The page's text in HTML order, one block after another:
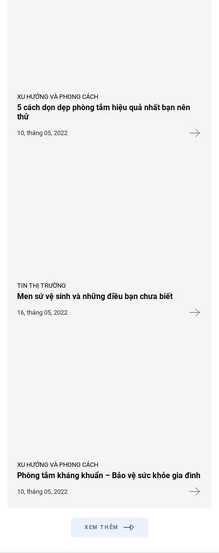
XU HƯỚNG VÀ PHONG CÁCH
5 cách dọn dẹp phòng tắm hiệu quả nhất bạn nên
thử
10, tháng 05, 2022
TIN THỊ TRƯỜNG
Men sứ vệ sinh và những điều bạn chưa biết
16, tháng 05, 2022
XU HƯỚNG VÀ PHONG CÁCH
Phòng tắm kháng khuẩn – Bảo vệ sức khỏe gia đình
10, tháng 05, 2022
XEM THÊM